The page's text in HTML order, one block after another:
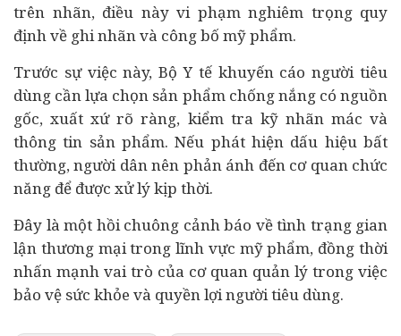
trên nhãn, điều này vi phạm nghiêm trọng quy
định về ghi nhãn và công bố mỹ phẩm.
Trước sự việc này, Bộ Y tế khuyến cáo người tiêu
dùng cần lựa chọn sản phẩm chống nắng có nguồn
gốc, xuất xứ rõ ràng, kiểm tra kỹ nhãn mác và
thông tin sản phẩm. Nếu phát hiện dấu hiệu bất
thường, người dân nên phản ánh đến cơ quan chức
năng để được xử lý kịp thời.
Đây là một hồi chuông cảnh báo về tình trạng gian
lận thương mại trong lĩnh vực mỹ phẩm, đồng thời
nhấn mạnh vai trò của cơ quan quản lý trong việc
bảo vệ sức khỏe và quyền lợi người tiêu dùng.